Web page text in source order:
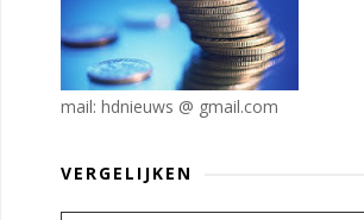
mail: hdnieuws @ gmail.com
VERGELIJKEN